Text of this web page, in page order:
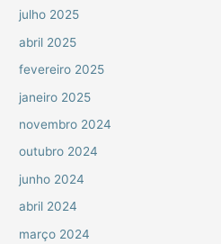
julho 2025
abril 2025
fevereiro 2025
janeiro 2025
novembro 2024
outubro 2024
junho 2024
abril 2024
março 2024